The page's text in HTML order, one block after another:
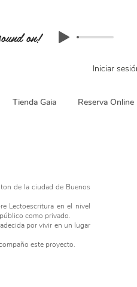
on!
Iniciar
Tienda Gaia Reserva Online
de la ciudad de Buenos
Lectoescritura en el nivel
como privado.
por vivir en un lugar
este proyecto.